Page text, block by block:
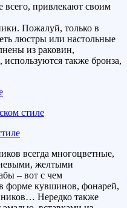
всего, привлекают своим
Пожалуй, только в
люстры или настольные
из раковин,
также бронза,
всегда многоцветные,
желтыми
– вот с чем
форме кувшинов, фонарей,
Нередко также